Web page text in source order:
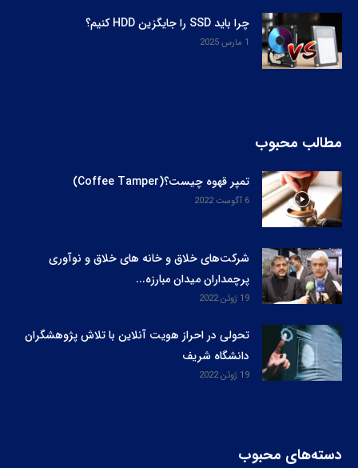
چرا باید SSD را جایگزین HDD کنیم؟
1 مارس 2025
مطالب محبوب
تمپر قهوه چیست؟(Coffee Tamper)
6 آگوست 2022
شرکت‌های خلاق و خانه های خلاق و نوآوری
پرچمداران میدان مبارزه...
19 ژوئن 2022
تحولی در احراز هویت آنلاین با تلاش پژوهشگران
دانشگاه شریف
19 ژوئن 2022
دسته‌های محبوب